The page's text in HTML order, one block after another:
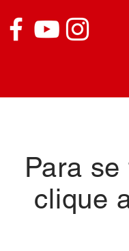
Para
clique